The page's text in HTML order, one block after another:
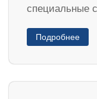
специальные
Подробнее